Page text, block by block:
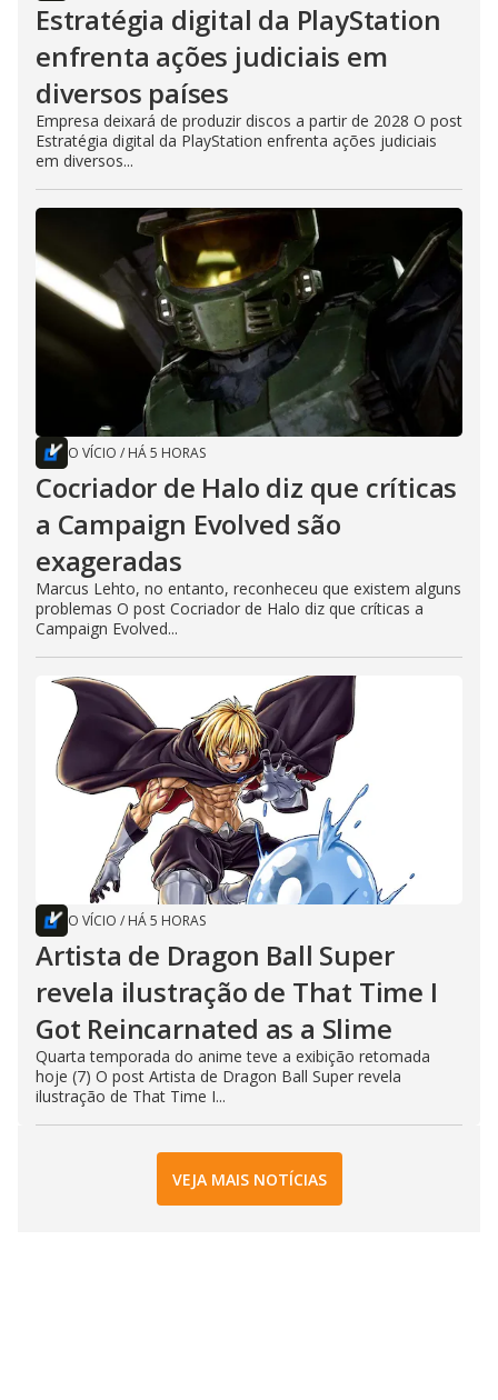
Estratégia digital da PlayStation
enfrenta ações judiciais em
diversos países
Empresa deixará de produzir discos a partir de 2028 O post
Estratégia digital da PlayStation enfrenta ações judiciais
em diversos...
O VÍCIO / HÁ 5 HORAS
Cocriador de Halo diz que críticas
a Campaign Evolved são
exageradas
Marcus Lehto, no entanto, reconheceu que existem alguns
problemas O post Cocriador de Halo diz que críticas a
Campaign Evolved...
O VÍCIO / HÁ 5 HORAS
Artista de Dragon Ball Super
revela ilustração de That Time I
Got Reincarnated as a Slime
Quarta temporada do anime teve a exibição retomada
hoje (7) O post Artista de Dragon Ball Super revela
ilustração de That Time I...
VEJA MAIS NOTÍCIAS